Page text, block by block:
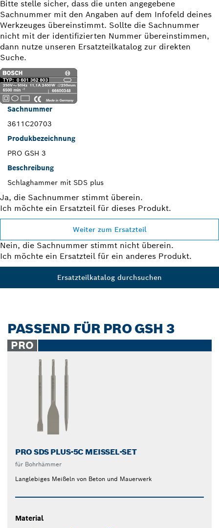
Bitte stelle sicher, dass die unten angegebene
Sachnummer mit den Angaben auf dem Infofeld deines
Werkzeuges übereinstimmt. Sollte die Sachnummer
nicht mit der identifizierten Nummer übereinstimmen,
dann nutze unseren Ersatzteilkatalog zur direkten
Suche.
Sachnummer
3611C20703
Produkbezeichnung
PRO GSH 3
Beschreibung
Schlaghammer mit SDS plus
Ja, die Sachnummer stimmt überein.
Ich möchte ein Ersatzteil für dieses Produkt.
Weiter zum Ersatzteil
Nein, die Sachnummer stimmt nicht überein.
Ich möchte ein Ersatzteil für ein anderes Produkt.
Ersatzteilkatalog durchsuchen
PASSEND FÜR PRO GSH 3
PRO
PRO SDS PLUS-5C MEISSEL-SET
für Bohrhämmer
Langlebiges Meißeln von Beton und Mauerwerk
Material